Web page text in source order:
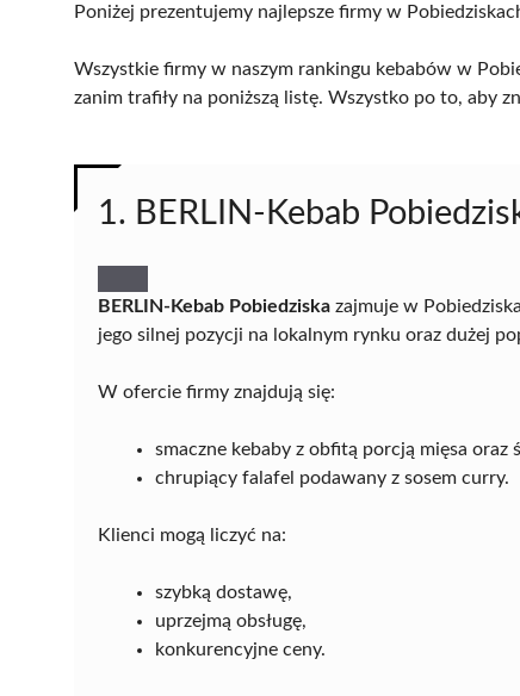
Poniżej prezentujemy najlepsze firmy w
Wszystkie firmy w naszym rankingu kebabów w
zanim trafiły na poniższą listę. Wszystko po to, aby
1. BERLIN-Kebab
BERLIN-Kebab Pobiedziska zajmuje w
jego silnej pozycji na lokalnym rynku oraz dużej
W ofercie firmy znajdują się:
smaczne kebaby z obfitą porcją mięsa oraz
chrupiący falafel podawany z sosem curry.
Klienci mogą liczyć na:
szybką dostawę,
uprzejmą obsługę,
konkurencyjne ceny.